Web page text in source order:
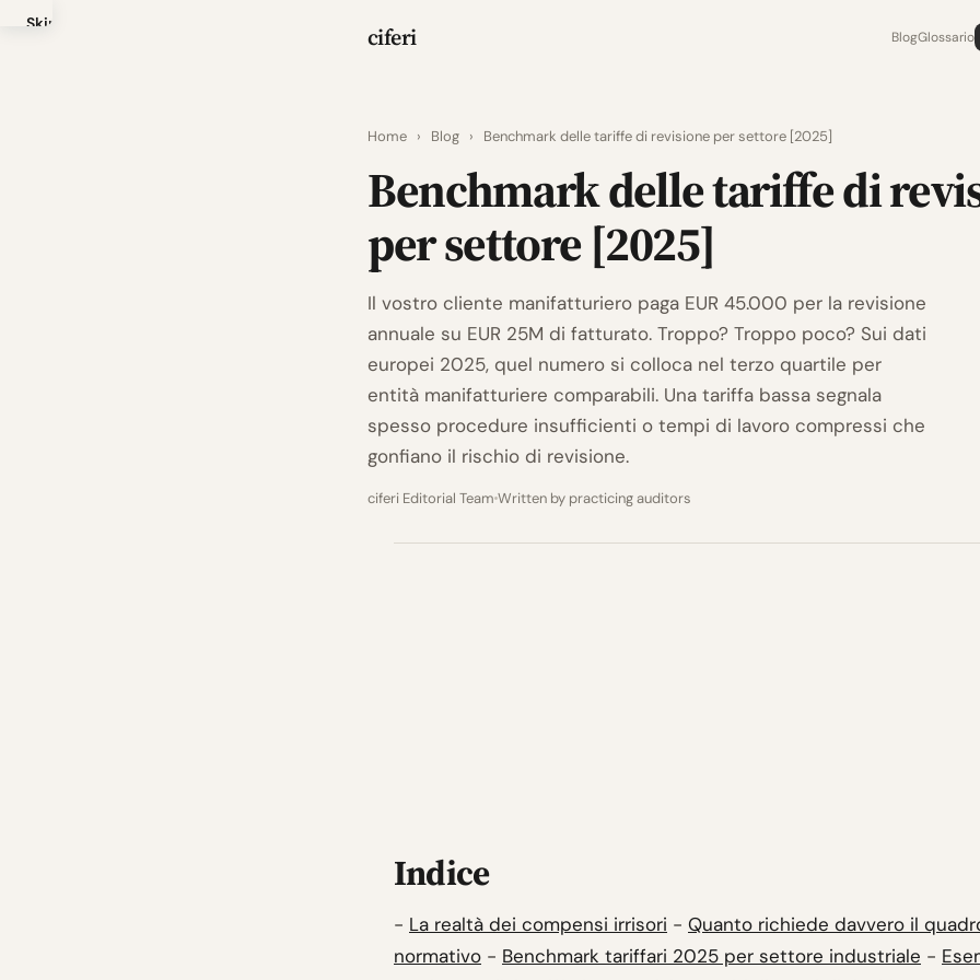
Skip
ciferi BlogGlossario
Home › Blog › Benchmark delle tariffe di revisione per settore [2025]
Benchmark delle tariffe di
per settore [2025]
Il vostro cliente manifatturiero paga EUR 45.000 per la revisione
annuale su EUR 25M di fatturato. Troppo? Troppo poco? Sui dati
europei 2025, quel numero si colloca nel terzo quartile per
entità manifatturiere comparabili. Una tariffa bassa segnala
spesso procedure insufficienti o tempi di lavoro compressi che
gonfiano il rischio di revisione.
ciferi Editorial Team Written by practicing auditors
Indice
- La realtà dei compensi irrisori - Quanto richiede davvero il
normativo - Benchmark tariffari 2025 per settore industriale -